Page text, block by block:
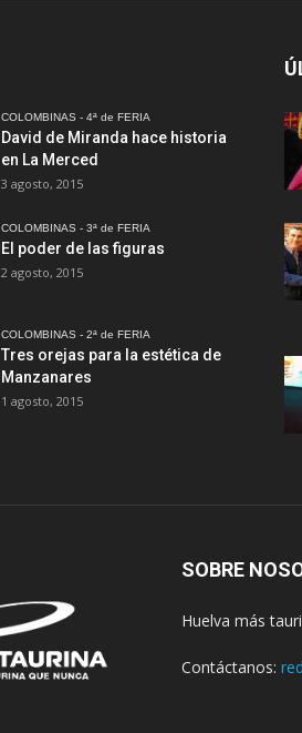
COLOMBINAS - 4ª de FERIA
David de Miranda hace historia
en La Merced
3 agosto, 2015
COLOMBINAS - 3ª de FERIA
El poder de las figuras
2 agosto, 2015
COLOMBINAS - 2ª de FERIA
Tres orejas para la estética de
Manzanares
1 agosto, 2015
SOBRE
Huelva más
Contáctanos: